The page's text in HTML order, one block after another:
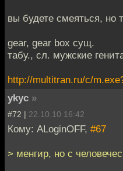
вы будете смеяться, но
gear, gear box сущ.
табу., сл. мужские
http://multitran.ru/c/
ykyc »
#72 | 22.10.10 16:42
Кому: ALoginOFF, #67
> менгир, но с